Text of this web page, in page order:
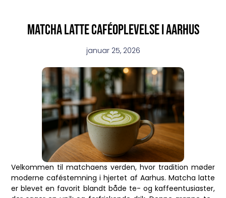
Matcha latte caféoplevelse i Aarhus
januar 25, 2026
Velkommen til matchaens verden, hvor tradition møder
moderne caféstemning i hjertet af Aarhus. Matcha latte
er blevet en favorit blandt både te- og kaffeentusiaster,